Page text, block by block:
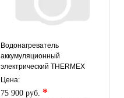
Водонагреватель
аккумуляционный
электрический THERMEX
Kelpie 300 F
Цена:
75 900 руб. *